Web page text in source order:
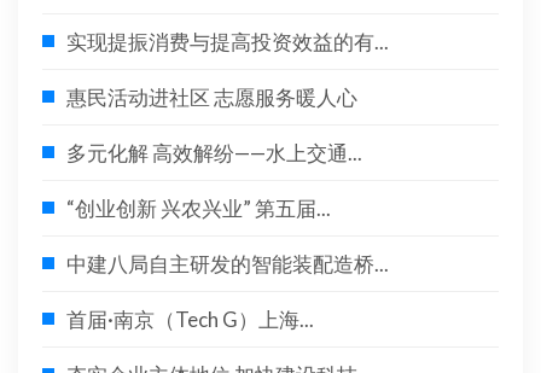
实现提振消费与提高投资效益的有...
惠民活动进社区 志愿服务暖人心
多元化解 高效解纷——水上交通...
“创业创新 兴农兴业” 第五届...
中建八局自主研发的智能装配造桥...
首届·南京（Tech G）上海...